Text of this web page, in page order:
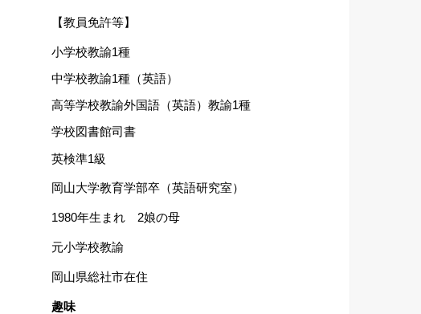
【教員免許等】
小学校教諭1種
中学校教諭1種（英語）
高等学校教諭外国語（英語）教諭1種
学校図書館司書
英検準1級
岡山大学教育学部卒（英語研究室）
1980年生まれ 2娘の母
元小学校教諭
岡山県総社市在住
趣味